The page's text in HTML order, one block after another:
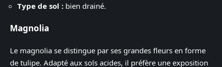
Type de sol : bien drainé.
Magnolia
Le magnolia se distingue par ses grandes fleurs en forme
de tulipe. Adapté aux sols acides, il préfère une exposition